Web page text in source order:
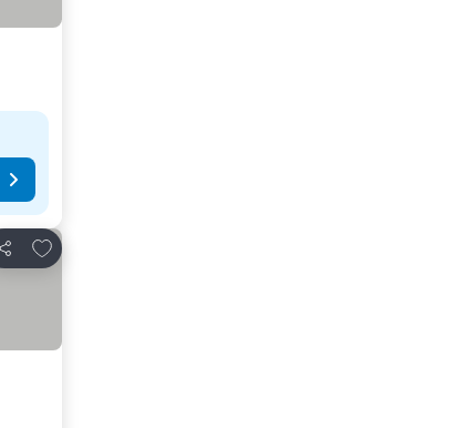
Teilen
Zu Favoriten hinzufügen